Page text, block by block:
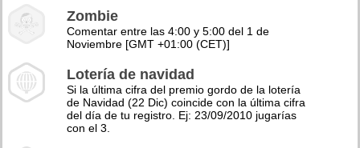
Zombie
Comentar entre las 4:00 y 5:00 del 1 de
Noviembre [GMT +01:00 (CET)]
Lotería de navidad
Si la última cifra del premio gordo de la lotería
de Navidad (22 Dic) coincide con la última cifra
del día de tu registro. Ej: 23/09/2010 jugarías
con el 3.